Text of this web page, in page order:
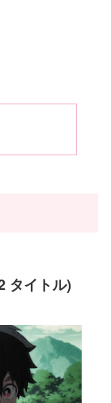
タイトル)